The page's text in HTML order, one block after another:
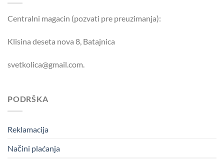
Centralni magacin (pozvati pre preuzimanja):
Klisina deseta nova 8, Batajnica
svetkolica@gmail.com.
PODRŠKA
Reklamacija
Načini plaćanja